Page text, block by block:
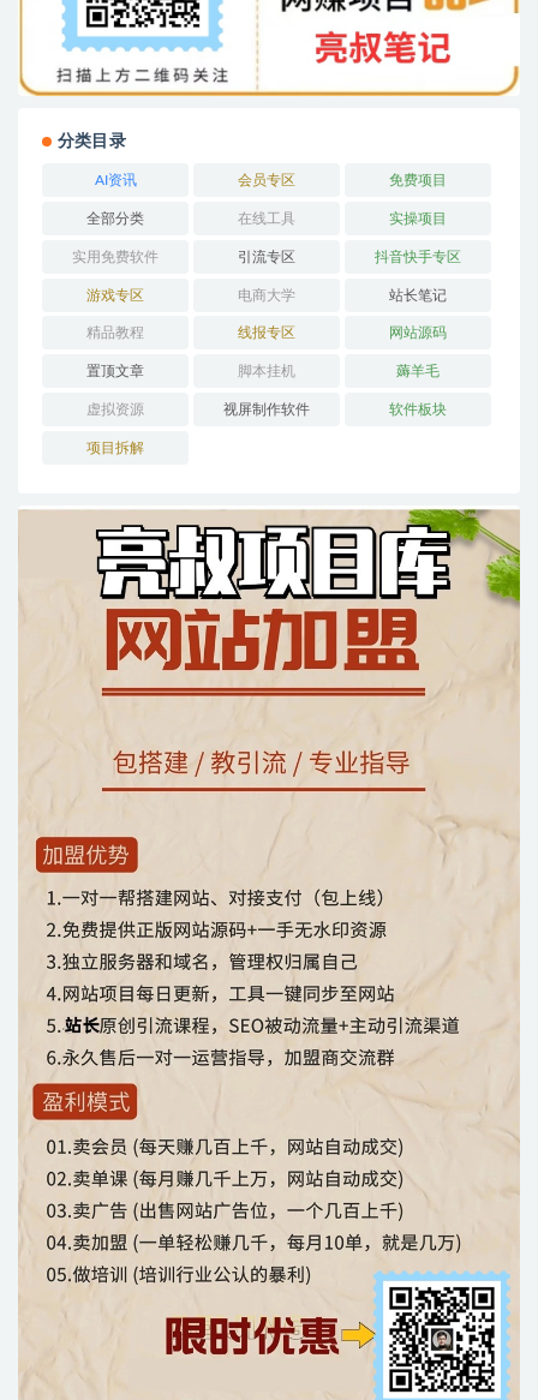
分类目录
AI资讯 会员专区 免费项目
全部分类 在线工具 实操项目
实用免费软件 引流专区 抖音快手专区
游戏专区 电商大学 站长笔记
精品教程 线报专区 网站源码
置顶文章 脚本挂机 薅羊毛
虚拟资源 视屏制作软件 软件板块
项目拆解